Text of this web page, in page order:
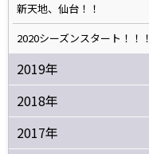
新天地、仙台！！
2020シーズンスタート！！！
2019年
2018年
2017年